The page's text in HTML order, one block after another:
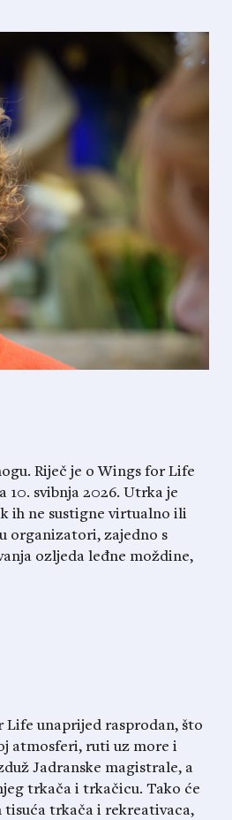
Riječ je o Wings for Life
10. svibnja 2026. Utrka je
ih ne sustigne virtualno ili
organizatori, zajedno s
ozljeda leđne moždine,
Life unaprijed rasprodan, što
atmosferi, ruti uz more i
Jadranske magistrale, a
trkača i trkačicu. Tako će
tisuća trkača i rekreativaca,